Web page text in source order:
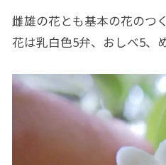
雌雄の花とも基本の花のつ
花は乳白色5弁、おしべ5、